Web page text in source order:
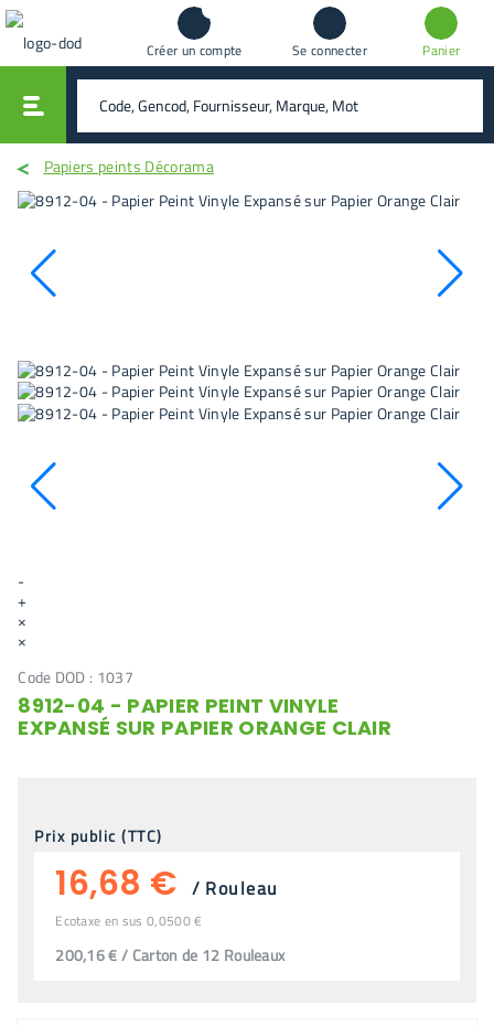
Créer un compte Se connecter Panier
rechercher
Papiers peints Décorama
-
+
×
×
Code DOD : 1037
8912-04 - PAPIER PEINT VINYLE
EXPANSÉ SUR PAPIER ORANGE CLAIR
Prix public (TTC)
16,68 € / Rouleau
Ecotaxe en sus 0,0500 €
200,16 € / Carton de 12 Rouleaux